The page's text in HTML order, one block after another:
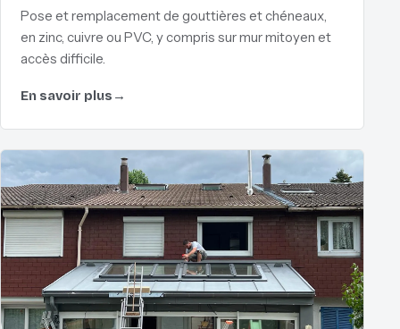
Pose et remplacement de gouttières et chéneaux,
en zinc, cuivre ou PVC, y compris sur mur mitoyen et
accès difficile.
En savoir plus →